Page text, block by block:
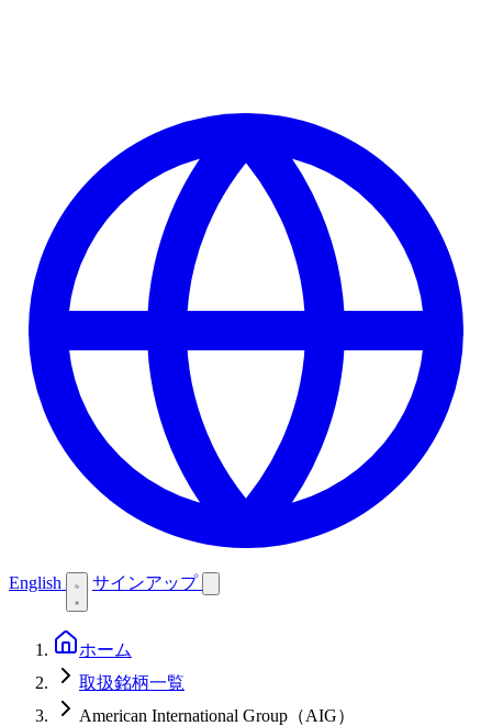
English サインアップ
ホーム
取扱銘柄一覧
American International Group（AIG）